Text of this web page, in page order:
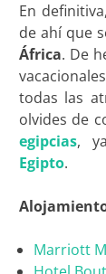
En
de ahí que
África. De
todas las
olvides de
egipcias,
Egipto.
Marriott